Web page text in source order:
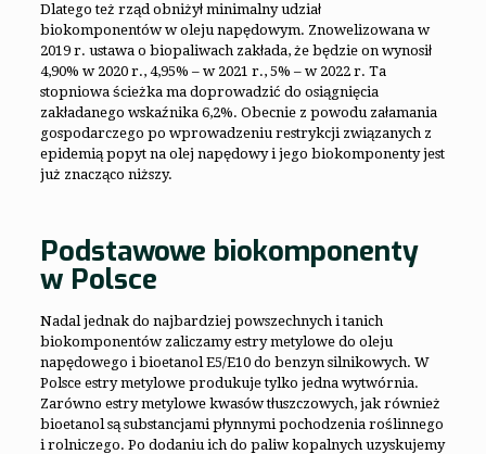
Dlatego też rząd obniżył minimalny udział
biokomponentów w oleju napędowym. Znowelizowana w
2019 r. ustawa o biopaliwach zakłada, że będzie on wynosił
4,90% w 2020 r., 4,95% – w 2021 r., 5% – w 2022 r. Ta
stopniowa ścieżka ma doprowadzić do osiągnięcia
zakładanego wskaźnika 6,2%. Obecnie z powodu załamania
gospodarczego po wprowadzeniu restrykcji związanych z
epidemią popyt na olej napędowy i jego biokomponenty jest
już znacząco niższy.
Podstawowe biokomponenty
w Polsce
Nadal jednak do najbardziej powszechnych i tanich
biokomponentów zaliczamy estry metylowe do oleju
napędowego i bioetanol E5/E10 do benzyn silnikowych. W
Polsce estry metylowe produkuje tylko jedna wytwórnia.
Zarówno estry metylowe kwasów tłuszczowych, jak również
bioetanol są substancjami płynnymi pochodzenia roślinnego
i rolniczego. Po dodaniu ich do paliw kopalnych uzyskujemy